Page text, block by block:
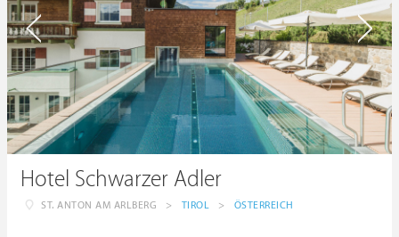
Hotel Schwarzer Adler
ST. ANTON AM ARLBERG > TIROL > ÖSTERREICH